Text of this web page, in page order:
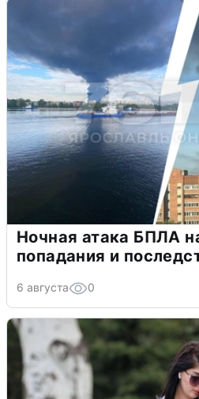
Ночная атака БПЛА
попадания и
6 августа 0